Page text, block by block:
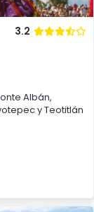
3.2
Albán,
yTeotitlán